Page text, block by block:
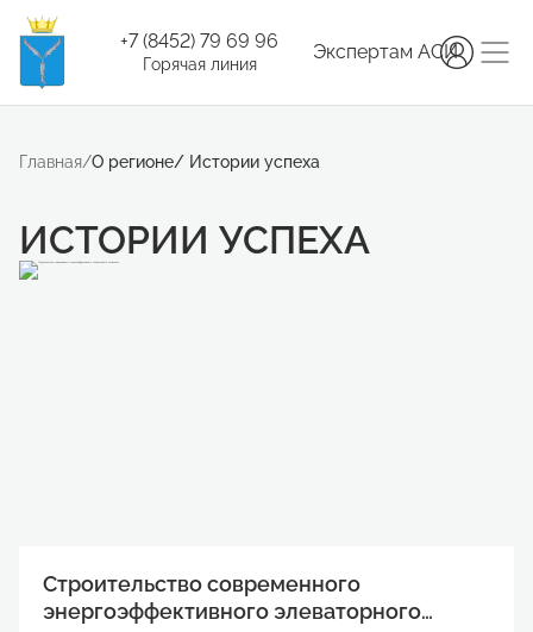
+7 (8452) 79 69 96
Горячая линия
Экспертам АСИ
Главная/О регионе/ Истории успеха
ИСТОРИИ УСПЕХА
Строительство современного
энергоэффективного элеваторного